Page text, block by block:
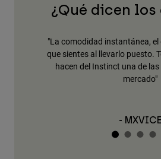
¿Qué dicen los
"La comodidad instantánea,
que sientes al llevarlo puesto.
hacen del Instinct una de
mercado"
- MXVICE